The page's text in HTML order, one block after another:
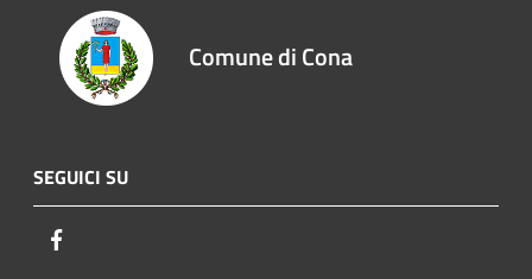
Comune di Cona
SEGUICI SU